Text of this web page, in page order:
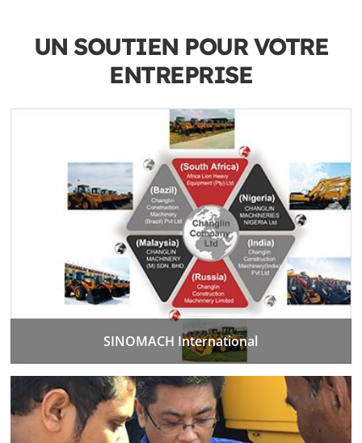
UN SOUTIEN POUR VOTRE
ENTREPRISE
SINOMACH International